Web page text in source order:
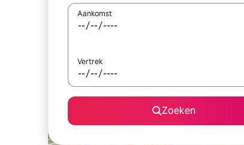
Aankomst
Vertrek
Zoeken